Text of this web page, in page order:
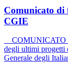
Comunicato di
CGIE
COMUNICATO
degli ultimi
Generale degli